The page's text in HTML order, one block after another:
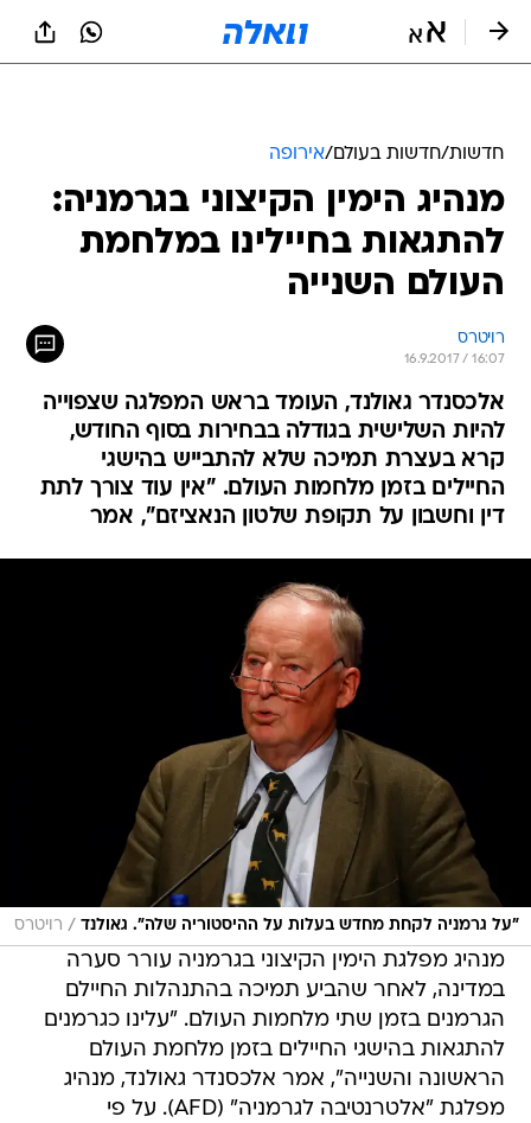
חדשות/חדשות בעולם/אירופה
מנהיג הימין הקיצוני בגרמניה:
להתגאות בחיילינו במלחמת
העולם השנייה
רויטרס
16.9.2017 / 16:07
אלכסנדר גאולנד, העומד בראש המפלגה שצפוייה
להיות השלישית בגודלה בבחירות בסוף החודש,
קרא בעצרת תמיכה שלא להתבייש בהישגי
החיילים בזמן מלחמות העולם. "אין עוד צורך לתת
דין וחשבון על תקופת שלטון הנאציזם", אמר
"על גרמניה לקחת מחדש בעלות על ההיסטוריה שלה". גאולנד / רויטרס
מנהיג מפלגת הימין הקיצוני בגרמניה עורר סערה
במדינה, לאחר שהביע תמיכה בהתנהלות החיילם
הגרמנים בזמן שתי מלחמות העולם. "עלינו כגרמנים
להתגאות בהישגי החיילים בזמן מלחמת העולם
הראשונה והשנייה", אמר אלכסנדר גאולנד, מנהיג
מפלגת "אלטרנטיבה לגרמניה" (AFD). על פי